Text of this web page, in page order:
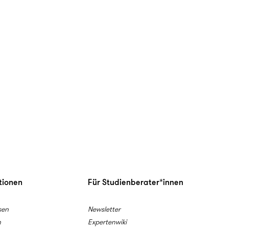
Für Studienberater*innen
Newsletter
Expertenwiki